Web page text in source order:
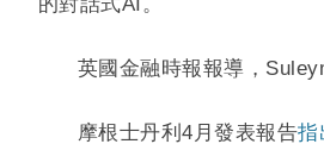
英國金融時報報導，
摩根士丹利4月發表報告指